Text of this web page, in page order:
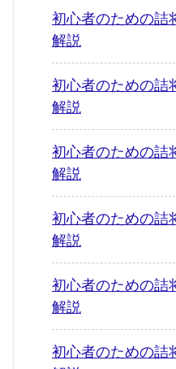
初心者のための
解説
初心者のための
解説
初心者のための
解説
初心者のための
解説
初心者のための
解説
初心者のための